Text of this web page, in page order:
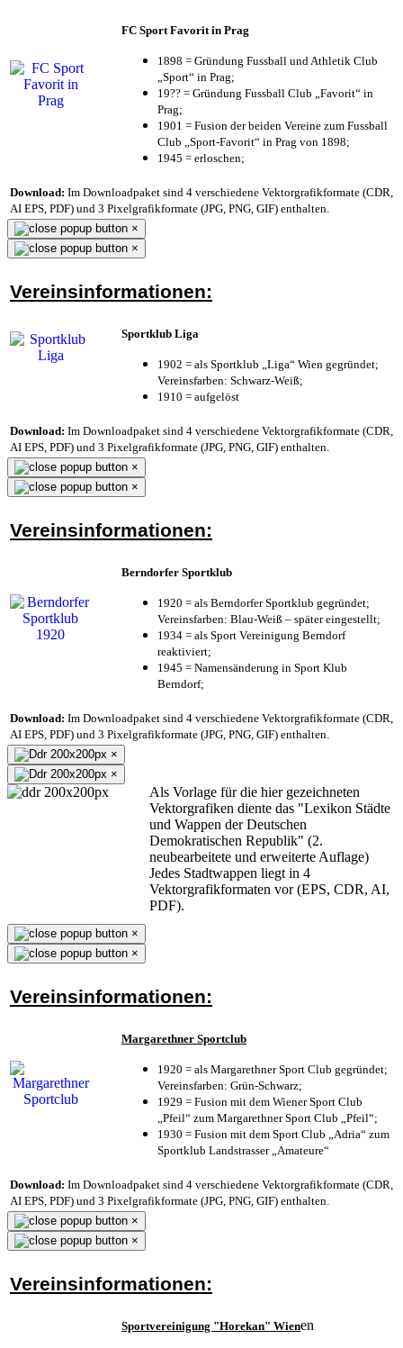
FC Sport Favorit in Prag
1898 = Gründung Fussball und Athletik Club
„Sport“ in Prag;
19?? = Gründung Fussball Club „Favorit“ in
Prag;
1901 = Fusion der beiden Vereine zum Fussball
Club „Sport-Favorit“ in Prag von 1898;
1945 = erloschen;
Download: Im Downloadpaket sind 4 verschiedene Vektorgrafikformate (CDR,
AI EPS, PDF) und 3 Pixelgrafikformate (JPG, PNG, GIF) enthalten.
×
×
Vereinsinformationen:
Sportklub Liga
1902 = als Sportklub „Liga“ Wien gegründet;
Vereinsfarben: Schwarz-Weiß;
1910 = aufgelöst
Download: Im Downloadpaket sind 4 verschiedene Vektorgrafikformate (CDR,
AI EPS, PDF) und 3 Pixelgrafikformate (JPG, PNG, GIF) enthalten.
×
×
Vereinsinformationen:
Berndorfer Sportklub
1920 = als Berndorfer Sportklub gegründet;
Vereinsfarben: Blau-Weiß – später eingestellt;
1934 = als Sport Vereinigung Berndorf
reaktiviert;
1945 = Namensänderung in Sport Klub
Berndorf;
Download: Im Downloadpaket sind 4 verschiedene Vektorgrafikformate (CDR,
AI EPS, PDF) und 3 Pixelgrafikformate (JPG, PNG, GIF) enthalten.
×
×
Als Vorlage für die hier gezeichneten
Vektorgrafiken diente das "Lexikon Städte
und Wappen der Deutschen
Demokratischen Republik" (2.
neubearbeitete und erweiterte Auflage)
Jedes Stadtwappen liegt in 4
Vektorgrafikformaten vor (EPS, CDR, AI,
PDF).
×
×
Vereinsinformationen:
Margarethner Sportclub
1920 = als Margarethner Sport Club gegründet;
Vereinsfarben: Grün-Schwarz;
1929 = Fusion mit dem Wiener Sport Club
„Pfeil“ zum Margarethner Sport Club „Pfeil“;
1930 = Fusion mit dem Sport Club „Adria“ zum
Sportklub Landstrasser „Amateure“
Download: Im Downloadpaket sind 4 verschiedene Vektorgrafikformate (CDR,
AI EPS, PDF) und 3 Pixelgrafikformate (JPG, PNG, GIF) enthalten.
×
×
Vereinsinformationen:
Sportvereinigung "Horekan" Wienen